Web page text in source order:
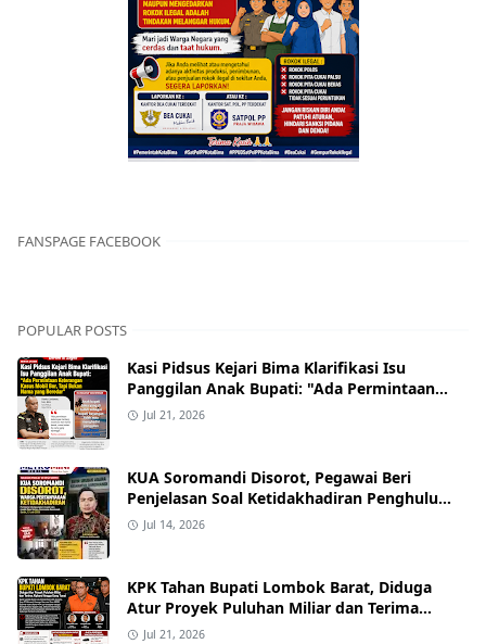
FANSPAGE FACEBOOK
POPULAR POSTS
Kasi Pidsus Kejari Bima Klarifikasi Isu
Panggilan Anak Bupati: "Ada Permintaan
Keterangan Kasus Mobil Bor, Tapi Bukan
Jul 21, 2026
KUA Soromandi Disorot, Pegawai Beri
Penjelasan Soal Ketidakhadiran Penghulu
pada Akad Nikah Mualaf
Jul 14, 2026
KPK Tahan Bupati Lombok Barat, Diduga
Atur Proyek Puluhan Miliar dan Terima
Alphard hingga Uang Tunai
Jul 21, 2026